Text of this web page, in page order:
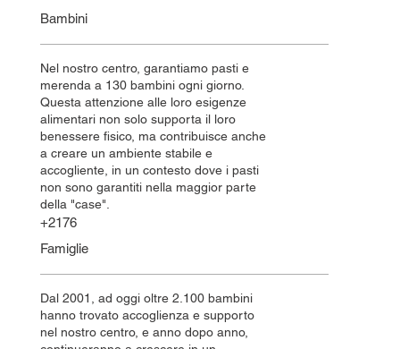
Bambini
Nel nostro centro, garantiamo pasti e
merenda a 130 bambini ogni giorno.
Questa attenzione alle loro esigenze
alimentari non solo supporta il loro
benessere fisico, ma contribuisce anche
a creare un ambiente stabile e
accogliente, in un contesto dove i pasti
non sono garantiti nella maggior parte
della "case".
+2176
Famiglie
Dal 2001, ad oggi oltre 2.100 bambini
hanno trovato accoglienza e supporto
nel nostro centro, e anno dopo anno,